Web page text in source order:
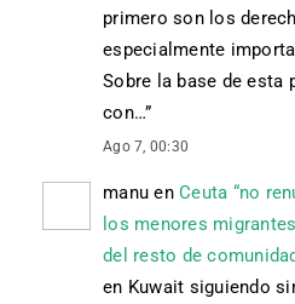
primero son los
especialmente
Sobre la base de esta
con…”
Ago 7, 00:30
manu en Ceuta “no
los menores
del resto de
en Kuwait siguiendo